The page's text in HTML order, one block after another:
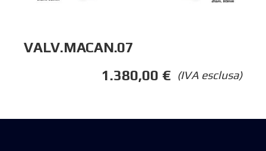
VALV.MACAN.07
(IVA esclusa)
1.380,00 €